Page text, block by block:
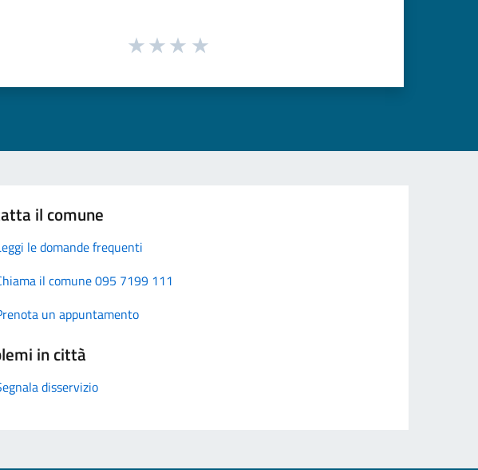
il comune
le domande frequenti
il comune 095 7199 111
un appuntamento
in città
disservizio